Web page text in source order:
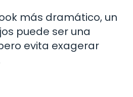
más dramático, un
puede ser una
evita exagerar